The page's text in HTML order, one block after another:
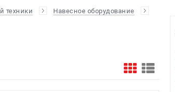
техники
Навесное оборудование